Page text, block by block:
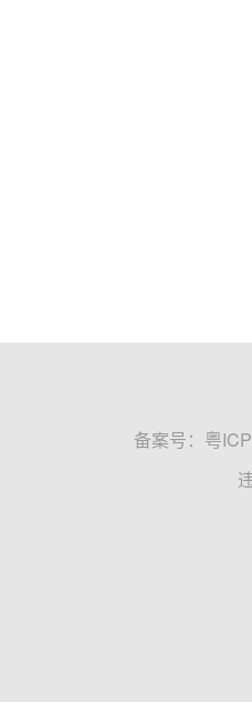
备案号： 粤